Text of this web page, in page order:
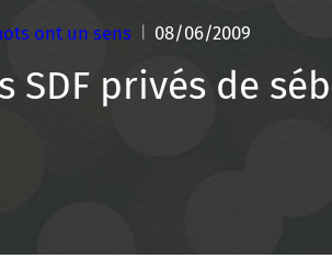
ont un sens 08/06/2009
SDF privés de